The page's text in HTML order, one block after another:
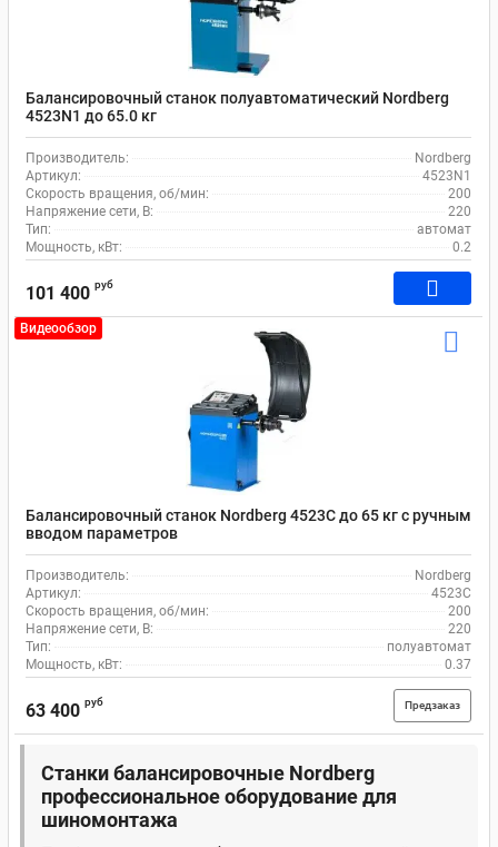
Балансировочный станок полуавтоматический Nordberg
4523N1 до 65.0 кг
Производитель:
Nordberg
Артикул:
4523N1
Скорость вращения, об/мин:
200
Напряжение сети, В:
220
Тип:
автомат
Мощность, кВт:
0.2
101 400 руб
Видеообзор
Балансировочный станок Nordberg 4523C до 65 кг с ручным
вводом параметров
Производитель:
Nordberg
Артикул:
4523C
Скорость вращения, об/мин:
200
Напряжение сети, В:
220
Тип:
полуавтомат
Мощность, кВт:
0.37
63 400 руб Предзаказ
Станки балансировочные Nordberg
профессиональное оборудование для
шиномонтажа